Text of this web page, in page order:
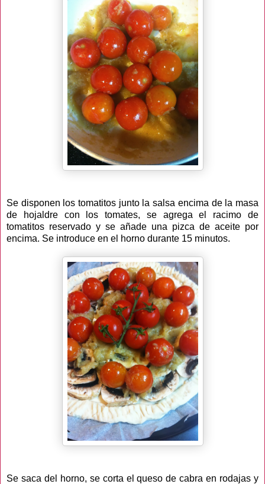
Se disponen los tomatitos junto la salsa encima de la masa
de hojaldre con los tomates, se agrega el racimo de
tomatitos reservado y se añade una pizca de aceite por
encima. Se introduce en el horno durante 15 minutos.
Se saca del horno, se corta el queso de cabra en rodajas y